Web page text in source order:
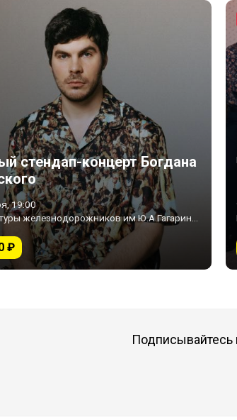
стендап-концерт Богдана
19:00
₽
Подписывайтесь